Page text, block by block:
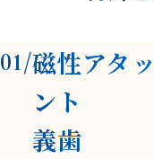
01/磁性アタ
ント
義歯